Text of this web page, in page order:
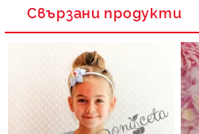
Свързани продукти